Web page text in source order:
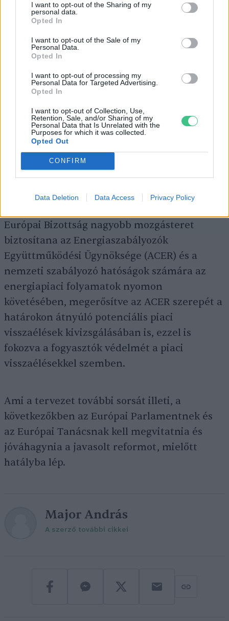
I want to opt-out of the Sharing of my
personal data.
Opted In
I want to opt-out of the Sale of my
Personal Data.
Opted In
I want to opt-out of processing my
Personal Data for Targeted Advertising.
Opted In
I want to opt-out of Collection, Use,
Retention, Sale, and/or Sharing of my
Personal Data that Is Unrelated with the
Purposes for which it was collected.
Opted Out
CONFIRM
Data Deletion Data Access Privacy Policy
megújulóenergia-termelőkapacitások
villamosenergia-rendszerbe
kiszámíthatóságának javítására. A tervezett
rendszerüzemeltetőkre vonatkozó
átláthatósági követelmények bevezetését is a
hálózati szűk keresztmetszetek tekintetében
és a kereskedés valós (termelési) időhöz való
közelítését is, amely folyamat egyébként a
piaci hajtóerők hatására már szintén tart.
Végül, a versenypiacok és az átlátható
Európai Bizottság nagyobb mozgásteret
biztosítana az Energiaszabályozók
Együttműködési Ügynöksége (ACER) és a
nemzeti szabályozó hatóságok számára az
energiapiaci folyamatok nyomon
követésében, megerősítve az ACER szerepét a
határokon átnyúló potenciális piaci
visszaélések kivizsgálásában is, ezzel is
fokozva a fogyasztók védelmét a piaci
visszaélésekkel szemben.
Ami a tervezet további sorsát illeti, a
következőkben az Európai Parlamentnek és
az Európai Tanácsnak kell megvitatnia és
jóváhagynia a javasolt reformot, mielőtt
hatályba lép.
Major András
A szerző további cikkei